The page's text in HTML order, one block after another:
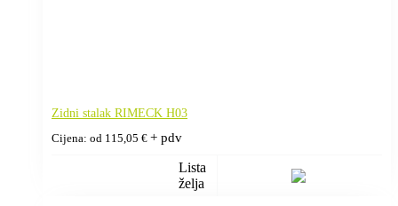
Zidni stalak RIMECK H03
Cijena: od 115,05 € + pdv
Lista
želja